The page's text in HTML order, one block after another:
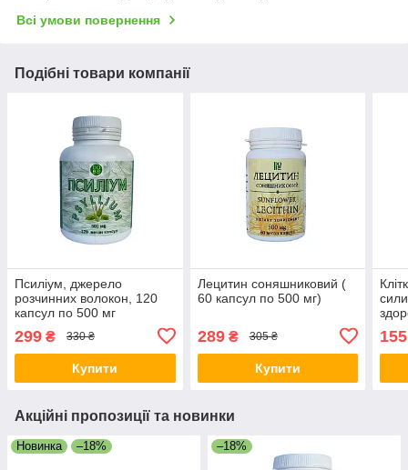
Всі умови повернення
Подібні товари компанії
Псиліум, джерело
розчинних волокон, 120
капсул по 500 мг
299 ₴ 330 ₴
Купити
Лецитин соняшниковий (
60 капсул по 500 мг)
289₴ 305 ₴
Купити
155
Акційні пропозиції та новинки
Новинка –18% –18%